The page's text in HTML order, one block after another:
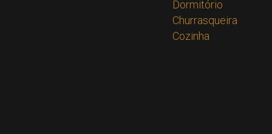
Dormitório
Churrasqueira
Cozinha